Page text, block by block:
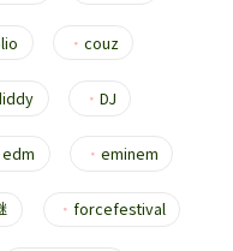
・ couz
・ DJ
edm ・ eminem
・ forcefestival